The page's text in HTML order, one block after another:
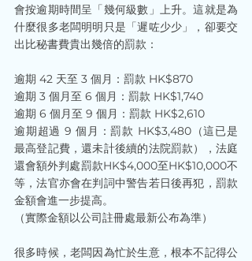
會按逾期時間呈「幾何級數」上升。這就是為
什麼很多老闆明明只是「遲咗少少」，卻要交
出比秘書費貴出幾倍的罰款：
逾期 42 天至 3 個月：罰款 HK$870
逾期 3 個月至 6 個月：罰款 HK$1,740
逾期 6 個月至 9 個月：罰款 HK$2,610
逾期超過 9 個月：罰款 HK$3,480（這已是
最高登記費，還未計後續的法院罰款），法庭
還會額外判處罰款HK$4,000至HK$10,000不
等，法官亦會在判詞中警告若日後再犯，罰款
金額會進一步提高。
（實際金額以公司註冊處最新公布為準）
很多時候，老闆因為忙於生意，根本不記得公